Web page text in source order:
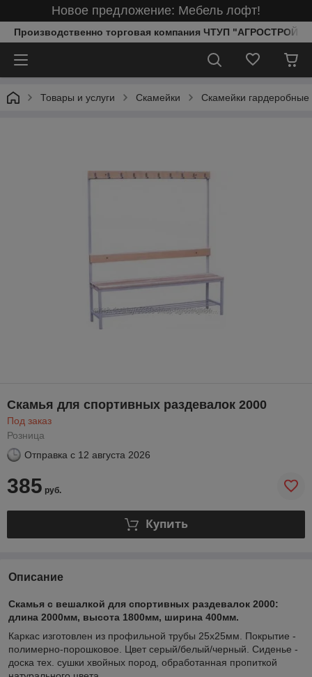
Новое предложение: Мебель лофт!
Производственно торговая компания ЧТУП
Товары и услуги Скамейки Скамейки гардеробные
Скамья для спортивных раздевалок 2000
Под заказ
Розница
Отправка с 12 августа 2026
385 руб.
Купить
Описание
Скамья с вешалкой для спортивных раздевалок 2000:
длина 2000мм, высота 1800мм, ширина 400мм.
Каркас изготовлен из профильной трубы 25х25мм. Покрытие -
полимерно-порошковое. Цвет серый/белый/черный. Сиденье -
доска тех. сушки хвойных пород, обработанная пропиткой